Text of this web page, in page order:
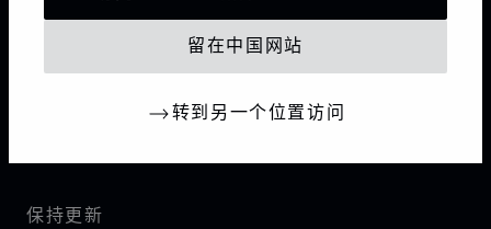
留在中国网站
转到另一个位置访问
联系我们
保持更新